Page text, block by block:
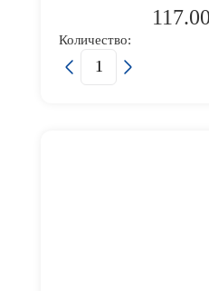
АкцииКоличество: